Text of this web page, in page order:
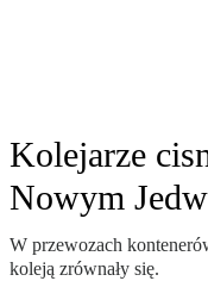
Kolejarze
Nowym
W przewozach
koleją zrównały się.